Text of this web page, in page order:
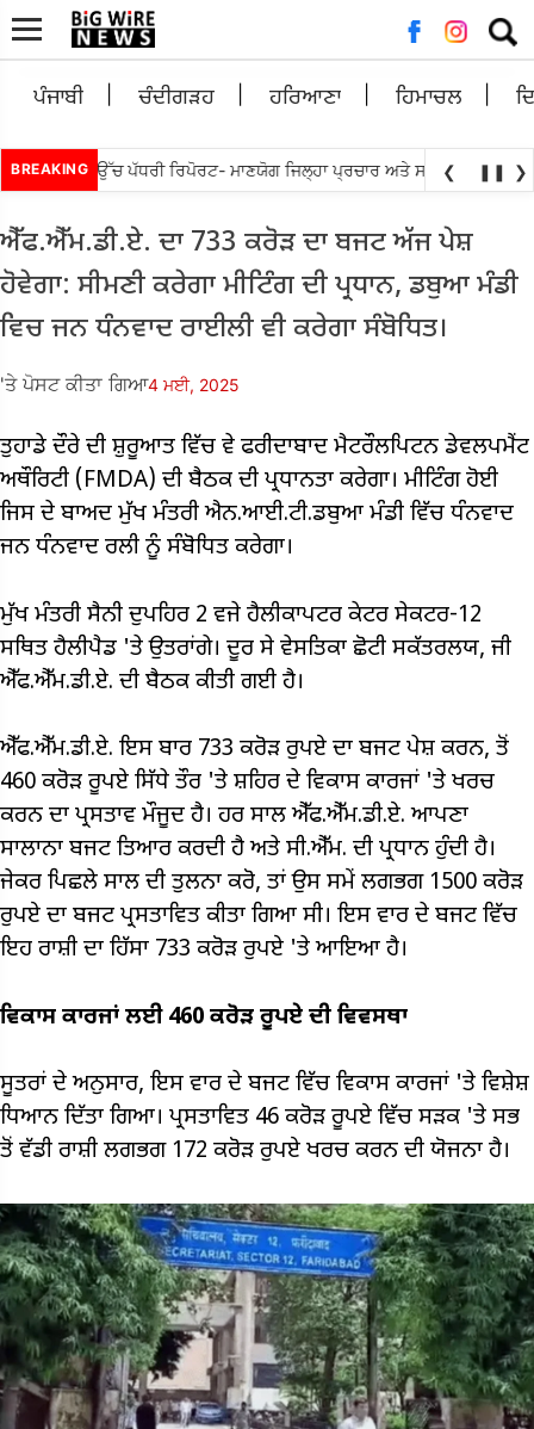
ਲਈ
ਖੋਜ:
ਪੰਜਾਬੀ ਚੰਦੀਗੜਹ ਹਰਿਆਣਾ ਹਿਮਾਚਲ
BREAKING
ਨੂੰ ਲੋਕ ਉੱਚ ਪੱਧਰੀ ਰਿਪੋਰਟ- ਮਾਣਯੋਗ ਜਿਲ੍ਹਾ ਪ੍ਰਚਾਰ ਅਤੇ ਸਮਾਗਮ
❮ ❚❚ ❯
ਐੱਫ.ਐੱਮ.ਡੀ.ਏ. ਦਾ 733 ਕਰੋੜ ਦਾ ਬਜਟ ਅੱਜ ਪੇਸ਼
ਹੋਵੇਗਾ: ਸੀਮਣੀ ਕਰੇਗਾ ਮੀਟਿੰਗ ਦੀ ਪ੍ਰਧਾਨ, ਡਬੁਆ ਮੰਡੀ
ਵਿਚ ਜਨ ਧੰਨਵਾਦ ਰਾਈਲੀ ਵੀ ਕਰੇਗਾ ਸੰਬੋਧਿਤ।
'ਤੇ ਪੋਸਟ ਕੀਤਾ ਗਿਆ4 ਮਈ, 2025
ਤੁਹਾਡੇ ਦੌਰੇ ਦੀ ਸ਼ੁਰੂਆਤ ਵਿੱਚ ਵੇ ਫਰੀਦਾਬਾਦ ਮੈਟਰੌਲਪਿਟਨ ਡੇਵਲਪਮੈਂਟ
ਅਥੌਰਿਟੀ (FMDA) ਦੀ ਬੈਠਕ ਦੀ ਪ੍ਰਧਾਨਤਾ ਕਰੇਗਾ। ਮੀਟਿੰਗ ਹੋਈ
ਜਿਸ ਦੇ ਬਾਅਦ ਮੁੱਖ ਮੰਤਰੀ ਐਨ.ਆਈ.ਟੀ.ਡਬੁਆ ਮੰਡੀ ਵਿੱਚ ਧੰਨਵਾਦ
ਜਨ ਧੰਨਵਾਦ ਰਲੀ ਨੂੰ ਸੰਬੋਧਿਤ ਕਰੇਗਾ।
ਮੁੱਖ ਮੰਤਰੀ ਸੈਨੀ ਦੁਪਹਿਰ 2 ਵਜੇ ਹੈਲੀਕਾਪਟਰ ਕੇਟਰ ਸੇਕਟਰ-12
ਸਥਿਤ ਹੈਲੀਪੈਡ 'ਤੇ ਉਤਰਾਂਗੇ। ਦੂਰ ਸੇ ਵੇਸਤਿਕਾ ਛੋਟੀ ਸਕੱਤਰਲਯ, ਜੀ
ਐੱਫ.ਐੱਮ.ਡੀ.ਏ. ਦੀ ਬੈਠਕ ਕੀਤੀ ਗਈ ਹੈ।
ਐੱਫ.ਐੱਮ.ਡੀ.ਏ. ਇਸ ਬਾਰ 733 ਕਰੋੜ ਰੁਪਏ ਦਾ ਬਜਟ ਪੇਸ਼ ਕਰਨ, ਤੋਂ
460 ਕਰੋੜ ਰੂਪਏ ਸਿੱਧੇ ਤੌਰ 'ਤੇ ਸ਼ਹਿਰ ਦੇ ਵਿਕਾਸ ਕਾਰਜਾਂ 'ਤੇ ਖਰਚ
ਕਰਨ ਦਾ ਪ੍ਰਸਤਾਵ ਮੌਜੂਦ ਹੈ। ਹਰ ਸਾਲ ਐੱਫ.ਐੱਮ.ਡੀ.ਏ. ਆਪਣਾ
ਸਾਲਾਨਾ ਬਜਟ ਤਿਆਰ ਕਰਦੀ ਹੈ ਅਤੇ ਸੀ.ਐੱਮ. ਦੀ ਪ੍ਰਧਾਨ ਹੁੰਦੀ ਹੈ।
ਜੇਕਰ ਪਿਛਲੇ ਸਾਲ ਦੀ ਤੁਲਨਾ ਕਰੋ, ਤਾਂ ਉਸ ਸਮੇਂ ਲਗਭਗ 1500 ਕਰੋੜ
ਰੁਪਏ ਦਾ ਬਜਟ ਪ੍ਰਸਤਾਵਿਤ ਕੀਤਾ ਗਿਆ ਸੀ। ਇਸ ਵਾਰ ਦੇ ਬਜਟ ਵਿੱਚ
ਇਹ ਰਾਸ਼ੀ ਦਾ ਹਿੱਸਾ 733 ਕਰੋੜ ਰੁਪਏ 'ਤੇ ਆਇਆ ਹੈ।
ਵਿਕਾਸ ਕਾਰਜਾਂ ਲਈ 460 ਕਰੋੜ ਰੂਪਏ ਦੀ ਵਿਵਸਥਾ
ਸੂਤਰਾਂ ਦੇ ਅਨੁਸਾਰ, ਇਸ ਵਾਰ ਦੇ ਬਜਟ ਵਿੱਚ ਵਿਕਾਸ ਕਾਰਜਾਂ 'ਤੇ ਵਿਸ਼ੇਸ਼
ਧਿਆਨ ਦਿੱਤਾ ਗਿਆ। ਪ੍ਰਸਤਾਵਿਤ 46 ਕਰੋੜ ਰੂਪਏ ਵਿੱਚ ਸੜਕ 'ਤੇ ਸਭ
ਤੋਂ ਵੱਡੀ ਰਾਸ਼ੀ ਲਗਭਗ 172 ਕਰੋੜ ਰੁਪਏ ਖਰਚ ਕਰਨ ਦੀ ਯੋਜਨਾ ਹੈ।